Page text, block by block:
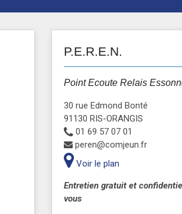
P.E.R.E.N.
Point Ecoute Relais
30 rue Edmond Bonté
91130 RIS-ORANGIS
01 69 57 07 01
peren@comjeun.fr
Voir le plan
Entretien gratuit et
vous